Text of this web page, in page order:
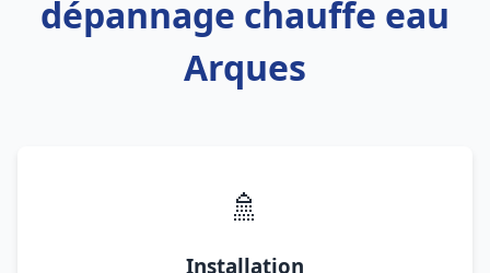
dépannage chauffe eau
Arques
🚿
Installation